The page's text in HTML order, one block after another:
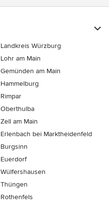
Landkreis Würzburg
Lohr am Main
Gemünden am Main
Hammelburg
Rimpar
Oberthulba
Zell am Main
Erlenbach bei Marktheidenfeld
Burgsinn
Euerdorf
Wülfershausen
Thüngen
Rothenfels